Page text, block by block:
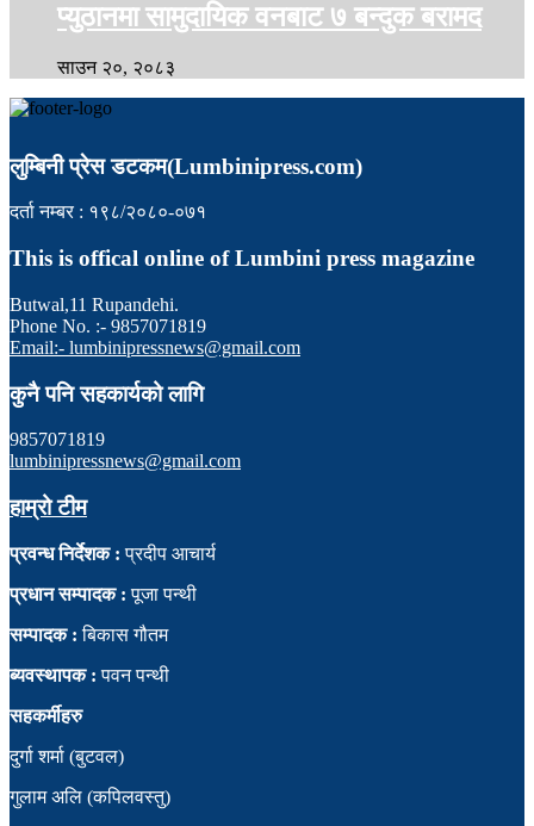
प्युठानमा सामुदायिक वनबाट ७ बन्दुक बरामद
साउन २०, २०८३
लुम्बिनी प्रेस डटकम(Lumbinipress.com)
दर्ता नम्बर : १९८/२०८०-०७१
This is offical online of Lumbini press magazine
Butwal,11 Rupandehi.
Phone No. :- 9857071819
Email:- lumbinipressnews@gmail.com
कुनै पनि सहकार्यको लागि
9857071819
lumbinipressnews@gmail.com
हाम्रो टीम
प्रवन्ध निर्देशक : प्रदीप आचार्य
प्रधान सम्पादक : पूजा पन्थी
सम्पादक :बिकास गौतम
ब्यवस्थापक : पवन पन्थी
सहकर्मीहरु
दुर्गा शर्मा (बुटवल)
गुलाम अलि (कपिलवस्तु)